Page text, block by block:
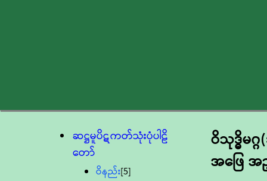
ဆဋ္ဌမူပိဋကတ်သုံးပုံပါဠိ
တော်
ဝိနည်း[5]
ဝိသုဒ္ဓိမ
အဖြေ အ